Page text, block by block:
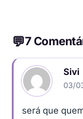
7
Sivi
03/
será que